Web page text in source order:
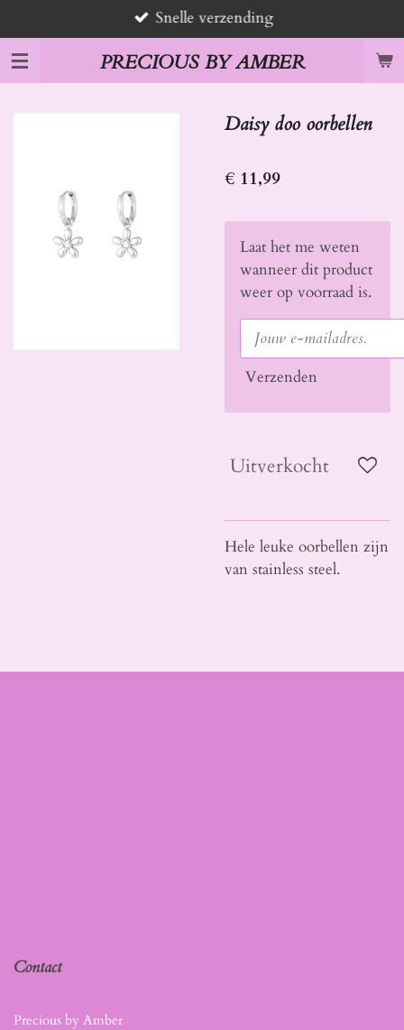
direct
naar
de
hoofdinhoud
PRECIOUS BY AMBER
Snelle verzending
Daisy doo oorbellen
€ 11,99
Laat het me weten
wanneer dit product
weer op voorraad is.
Verzenden
Uitverkocht
Hele leuke oorbellen zijn
van stainless steel.
Contact
Precious by Amber